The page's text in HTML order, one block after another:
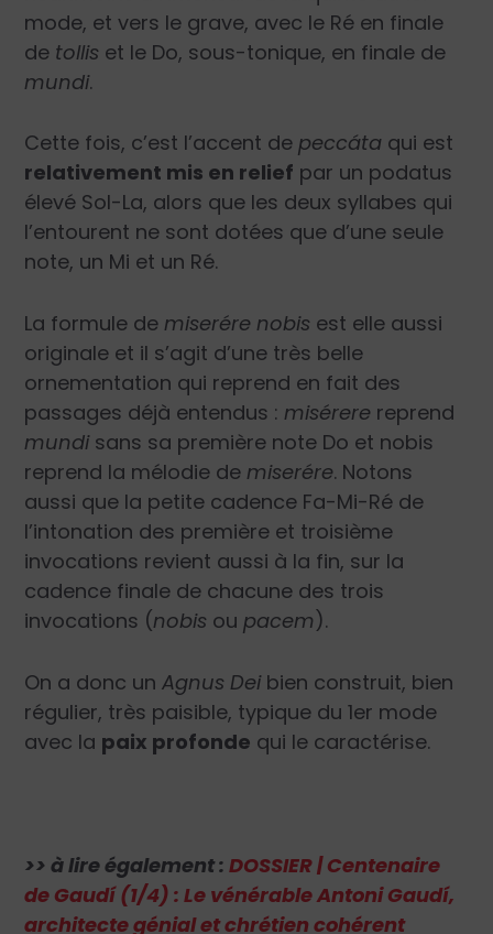
mode, et vers le grave, avec le Ré en finale
de tollis et le Do, sous-tonique, en finale de
mundi.
Cette fois, c’est l’accent depeccáta qui est
relativement mis en relief par un podatus
élevé Sol-La, alors que les deux syllabes qui
l’entourent ne sont dotées que d’une seule
note, un Mi et un Ré.
La formule de miserére nobis est elle aussi
originale et il s’agit d’une très belle
ornementation qui reprend en fait des
passages déjà entendus : misérere reprend
mundi sans sa première note Do et nobis
reprend la mélodie de miserére. Notons
aussi que la petite cadence Fa-Mi-Ré de
l’intonation des première et troisième
invocations revient aussi à la fin, sur la
cadence finale de chacune des trois
invocations (nobis oupacem).
On a donc unAgnus Dei bien construit, bien
régulier, très paisible, typique du 1er mode
avec la paix profonde qui le caractérise.
>> à lire également :DOSSIER | Centenaire
de Gaudí (1/4) : Le vénérable Antoni Gaudí,
architecte génial et chrétien cohérent